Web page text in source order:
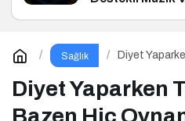
Sağlık
Diyet
Diyet Yaparken
Bazen Hiç